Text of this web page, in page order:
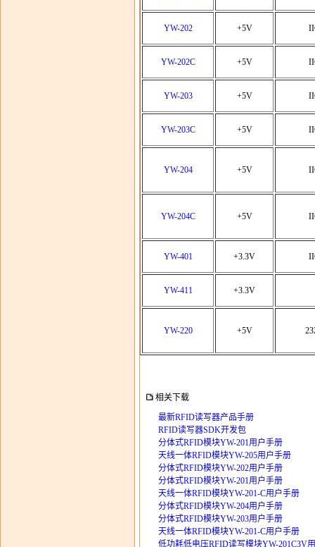
YW-202 +5V
YW-202C +5V
YW-203 +5V
YW-203C +5V
YW-204 +5V
YW-204C +5V
YW-401 +3.3V
YW-411 +3.3V
YW-220 +5V
相关下载
最新RFID读写器产品手册
RFID读写器SDK开发包
分体式RFID模块YW-201用户手册
天线一体RFID模块YW-205用户手册
分体式RFID模块YW-202用户手册
分体式RFID模块YW-201用户手册
天线一体RFID模块YW-201-C用户手册
分体式RFID模块YW-204用户手册
分体式RFID模块YW-203用户手册
天线一体RFID模块YW-201-C用户手册
低功耗低电压RFID读写模块YW-201C3V